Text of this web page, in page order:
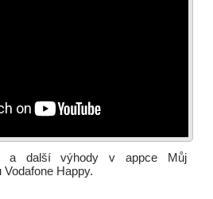
a další výhody v appce Můj
Happy.